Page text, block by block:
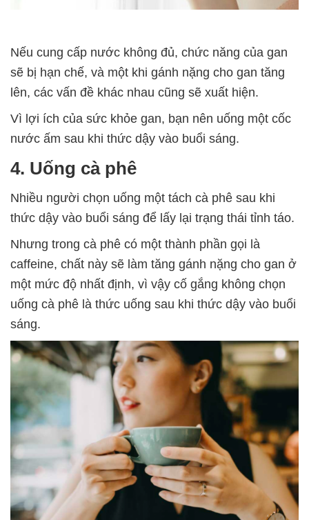
Nếu cung cấp nước không đủ, chức năng của gan
sẽ bị hạn chế, và một khi gánh nặng cho gan tăng
lên, các vấn đề khác nhau cũng sẽ xuất hiện.
Vì lợi ích của sức khỏe gan, bạn nên uống một cốc
nước ấm sau khi thức dậy vào buổi sáng.
4. Uống cà phê
Nhiều người chọn uống một tách cà phê sau khi
thức dậy vào buổi sáng để lấy lại trạng thái tỉnh táo.
Nhưng trong cà phê có một thành phần gọi là
caffeine, chất này sẽ làm tăng gánh nặng cho gan ở
một mức độ nhất định, vì vậy cố gắng không chọn
uống cà phê là thức uống sau khi thức dậy vào buổi
sáng.